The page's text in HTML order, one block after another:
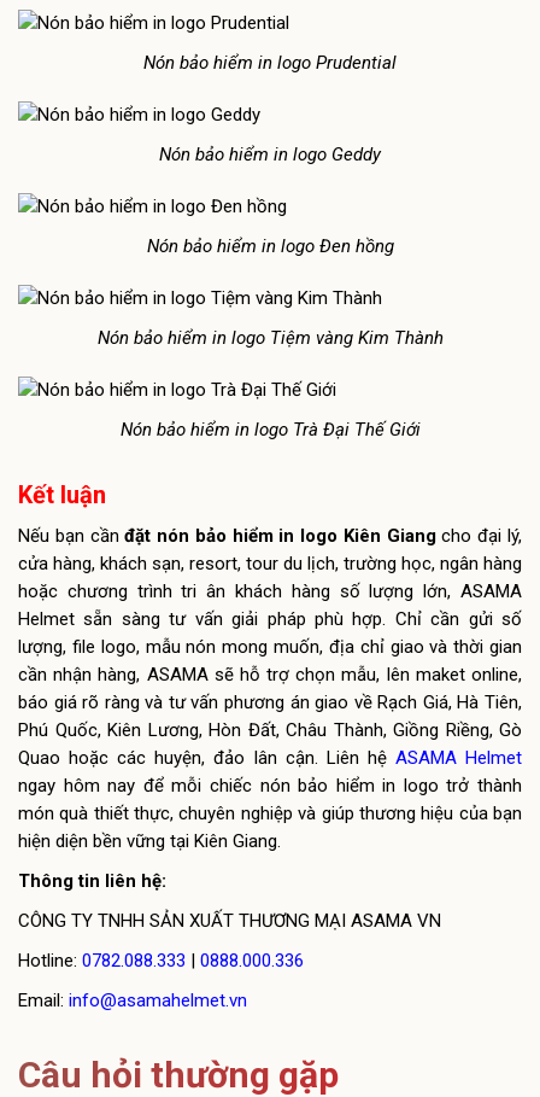
Nón bảo hiểm in logo Prudential
Nón bảo hiểm in logo Geddy
Nón bảo hiểm in logo Đen hồng
Nón bảo hiểm in logo Tiệm vàng Kim Thành
Nón bảo hiểm in logo Trà Đại Thế Giới
Kết luận
Nếu bạn cần đặt nón bảo hiểm in logo Kiên Giangcho đại lý,
cửa hàng, khách sạn, resort, tour du lịch, trường học, ngân hàng
hoặc chương trình tri ân khách hàng số lượng lớn, ASAMA
Helmet sẵn sàng tư vấn giải pháp phù hợp. Chỉ cần gửi số
lượng, file logo, mẫu nón mong muốn, địa chỉ giao và thời gian
cần nhận hàng, ASAMA sẽ hỗ trợ chọn mẫu, lên maket online,
báo giá rõ ràng và tư vấn phương án giao về Rạch Giá, Hà Tiên,
Phú Quốc, Kiên Lương, Hòn Đất, Châu Thành, Giồng Riềng, Gò
Quao hoặc các huyện, đảo lân cận. Liên hệ ASAMA Helmet
ngay hôm nay để mỗi chiếc nón bảo hiểm in logo trở thành
món quà thiết thực, chuyên nghiệp và giúp thương hiệu của bạn
hiện diện bền vững tại Kiên Giang.
Thông tin liên hệ:
CÔNG TY TNHH SẢN XUẤT THƯƠNG MẠI ASAMA VN
Hotline: 0782.088.333 | 0888.000.336
Email: info@asamahelmet.vn
Câu hỏi thường gặp